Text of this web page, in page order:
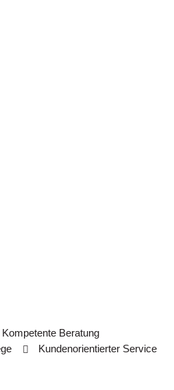
Kompetente Beratung
Kundenorientierter Service